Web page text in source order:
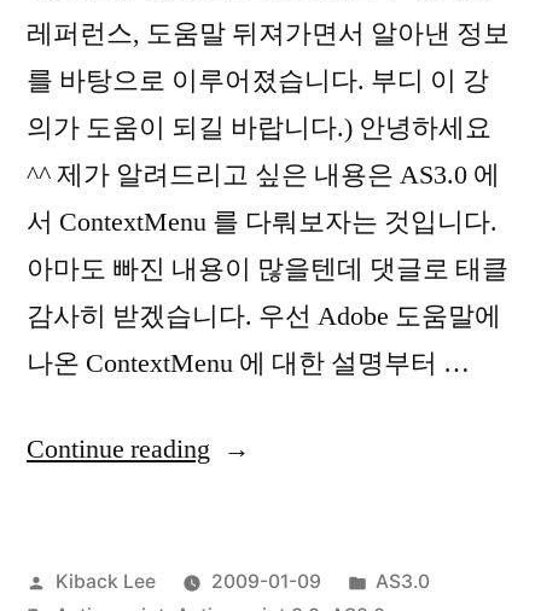
레퍼런스, 도움말 뒤져가면서 알아낸 정보
를 바탕으로 이루어졌습니다. 부디 이 강
의가 도움이 되길 바랍니다.) 안녕하세요
^^ 제가 알려드리고 싶은 내용은 AS3.0 에
서 ContextMenu 를 다뤄보자는 것입니다.
아마도 빠진 내용이 많을텐데 댓글로 태클
감사히 받겠습니다. 우선 Adobe 도움말에
나온 ContextMenu 에 대한 설명부터 …
Continue reading “About
AS3.0
Posted
Kiback Lee 2009-01-09
Posted
AS3.0